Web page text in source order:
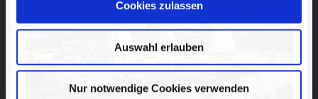
Cookies zulassen
Auswahl erlauben
Nur notwendige Cookies verwenden